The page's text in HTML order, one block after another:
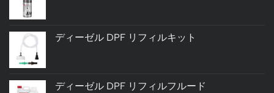
ディーゼル DPF リフィルキット
ディーゼル DPF リフィルフルード